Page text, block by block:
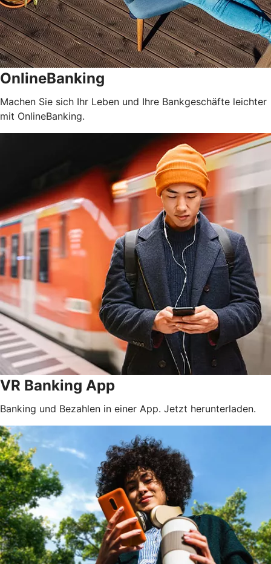
OnlineBanking
Machen Sie sich Ihr Leben und Ihre Bankgeschäfte leichter
mit OnlineBanking.
VR Banking App
Banking und Bezahlen in einer App. Jetzt herunterladen.